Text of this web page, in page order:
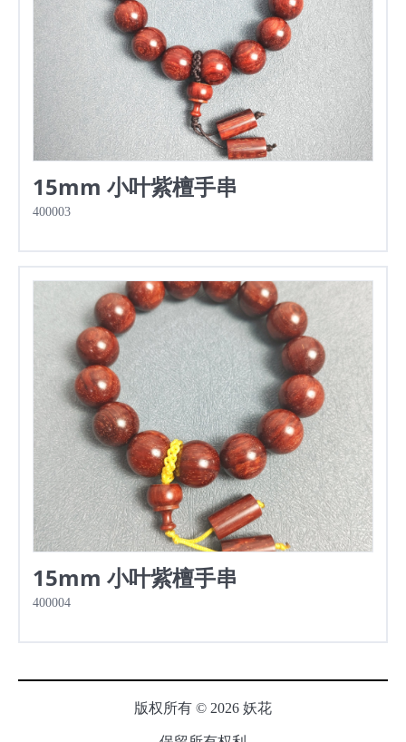
15mm 小叶紫檀手串
400003
15mm 小叶紫檀手串
400004
版权所有 © 2026 妖花